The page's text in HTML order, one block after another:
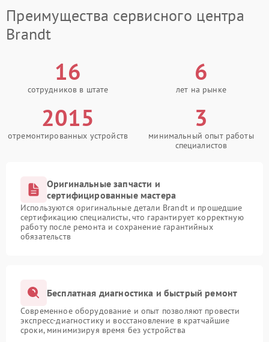
Преимущества сервисного центра
Brandt
16
сотрудников в штате
6
лет на рынке
2015
отремонтированных устройств
3
минимальный опыт работы
специалистов
Оригинальные запчасти и
сертифицированные мастера
Используются оригинальные детали Brandt и прошедшие
сертификацию специалисты, что гарантирует корректную
работу после ремонта и сохранение гарантийных
обязательств
Бесплатная диагностика и быстрый ремонт
Современное оборудование и опыт позволяют провести
экспресс-диагностику и восстановление в кратчайшие
сроки, минимизируя время без устройства